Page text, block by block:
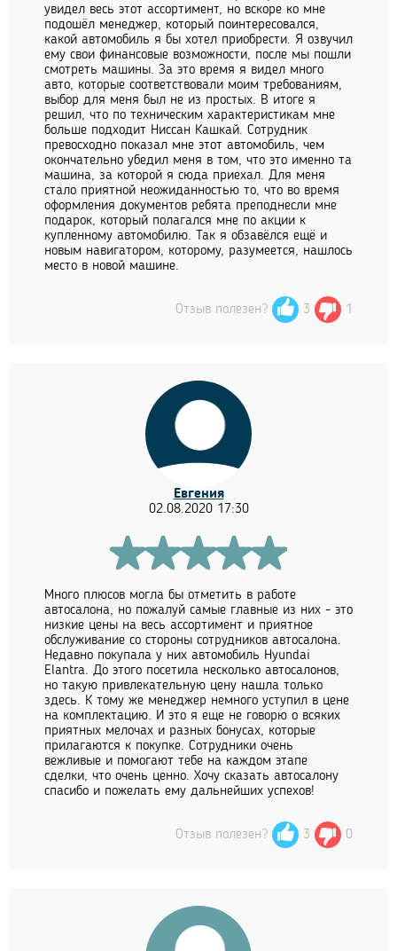
увидел весь этот ассортимент, но вскоре ко мне
подошёл менеджер, который поинтересовался,
какой автомобиль я бы хотел приобрести. Я озвучил
ему свои финансовые возможности, после мы пошли
смотреть машины. За это время я видел много
авто, которые соответствовали моим требованиям,
выбор для меня был не из простых. В итоге я
решил, что по техническим характеристикам мне
больше подходит Ниссан Кашкай. Сотрудник
превосходно показал мне этот автомобиль, чем
окончательно убедил меня в том, что это именно та
машина, за которой я сюда приехал. Для меня
стало приятной неожиданностью то, что во время
оформления документов ребята преподнесли мне
подарок, который полагался мне по акции к
купленному автомобилю. Так я обзавёлся ещё и
новым навигатором, которому, разумеется, нашлось
место в новой машине.
Отзыв полезен? 3 1
Евгения
02.08.2020 17:30
Много плюсов могла бы отметить в работе
автосалона, но пожалуй самые главные из них - это
низкие цены на весь ассортимент и приятное
обслуживание со стороны сотрудников автосалона.
Недавно покупала у них автомобиль Hyundai
Elantra. До этого посетила несколько автосалонов,
но такую привлекательную цену нашла только
здесь. К тому же менеджер немного уступил в цене
на комплектацию. И это я еще не говорю о всяких
приятных мелочах и разных бонусах, которые
прилагаются к покупке. Сотрудники очень
вежливые и помогают тебе на каждом этапе
сделки, что очень ценно. Хочу сказать автосалону
спасибо и пожелать ему дальнейших успехов!
Отзыв полезен? 3 0